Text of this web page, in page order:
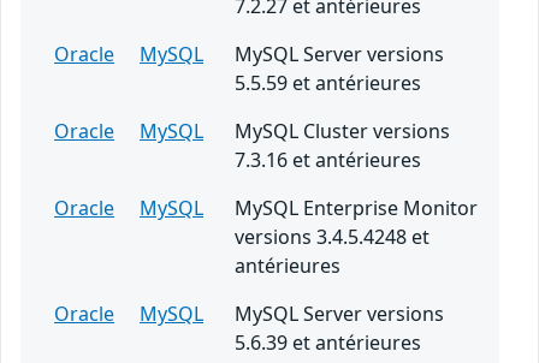
7.2.27 et antérieures
Oracle
MySQL
MySQL Server versions
5.5.59 et antérieures
Oracle
MySQL
MySQL Cluster versions
7.3.16 et antérieures
Oracle
MySQL
MySQL Enterprise Monitor
versions 3.4.5.4248 et
antérieures
Oracle
MySQL
MySQL Server versions
5.6.39 et antérieures